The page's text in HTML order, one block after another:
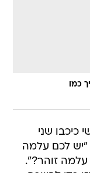
כמו
כיכבו שני
"יש לכם עלמה
עלמה זוהר?".